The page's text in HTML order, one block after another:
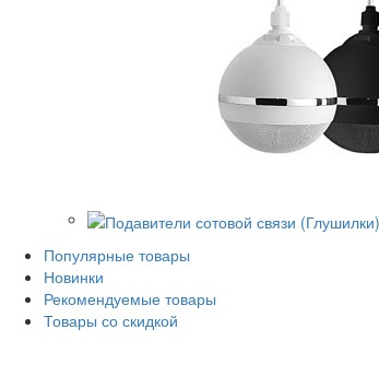
Популярные товары
Новинки
Рекомендуемые товары
Товары со скидкой